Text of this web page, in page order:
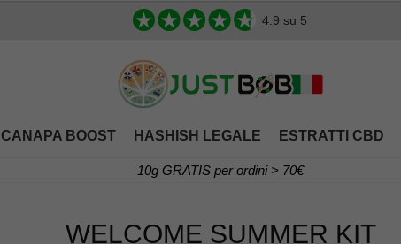
4.9 su 5
CANAPA BOOST HASHISH LEGALE ESTRATTI CBD
10g GRATIS per ordini > 70€
WELCOME SUMMER KIT